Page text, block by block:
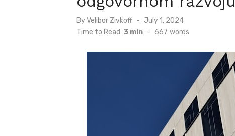
ByVelibor Zivkoff
Posted
July 1, 2024
Time to Read: 3 min - 667 words